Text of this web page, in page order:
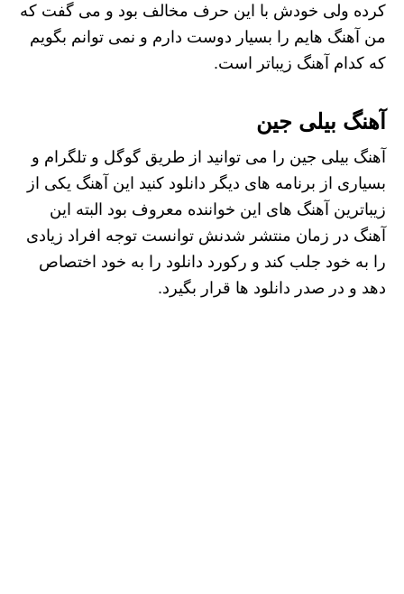
کرده ولی خودش با این حرف مخالف بود و می گفت که
من آهنگ هایم را بسیار دوست دارم و نمی ‌توانم بگویم
که کدام آهنگ زیباتر است‌.
آهنگ بیلی جین
آهنگ بیلی جین را می توانید از طریق گوگل و تلگرام و
بسیاری از برنامه های دیگر دانلود کنید این آهنگ یکی از
زیباترین آهنگ های این خواننده معروف بود البته این
آهنگ در زمان منتشر شدنش توانست توجه افراد زیادی
را به خود جلب کند و رکورد دانلود را به خود اختصاص
دهد و در صدر دانلود ها قرار بگیرد.